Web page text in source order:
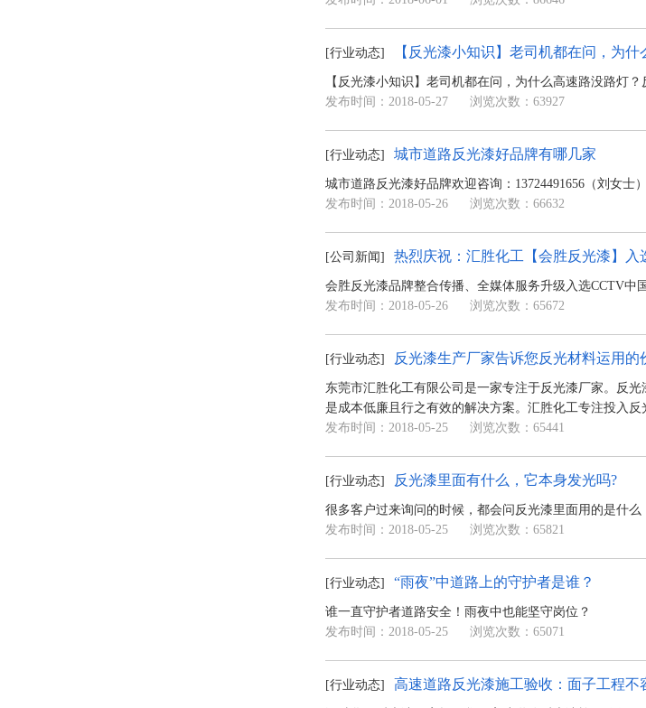
[行业动态] 【反光漆小知识】老司机都在问，为什
【反光漆小知识】老司机都在问，为什么高速路没路灯？
发布时间：2018-05-27
浏览次数：63927
[行业动态] 城市道路反光漆好品牌有哪几家
城市道路反光漆好品牌欢迎咨询：13724491656（刘女士）
发布时间：2018-05-26
浏览次数：66632
[公司新闻] 热烈庆祝：汇胜化工【会胜反光漆】入
会胜反光漆品牌整合传播、全媒体服务升级入选CCTV中
发布时间：2018-05-26
浏览次数：65672
[行业动态] 反光漆生产厂家告诉您反光材料运用的
东莞市汇胜化工有限公司是一家专注于反光漆厂家。反
是成本低廉且行之有效的解决方案。汇胜化工专注投入
发布时间：2018-05-25
浏览次数：65441
[行业动态] 反光漆里面有什么，它本身发光吗?
很多客户过来询问的时候，都会问反光漆里面用的是什么
发布时间：2018-05-25
浏览次数：65821
[行业动态] “雨夜”中道路上的守护者是谁？
谁一直守护者道路安全！雨夜中也能坚守岗位？
发布时间：2018-05-25
浏览次数：65071
[行业动态] 高速道路反光漆施工验收：面子工程不